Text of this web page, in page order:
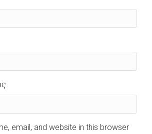
email, and website in this browser